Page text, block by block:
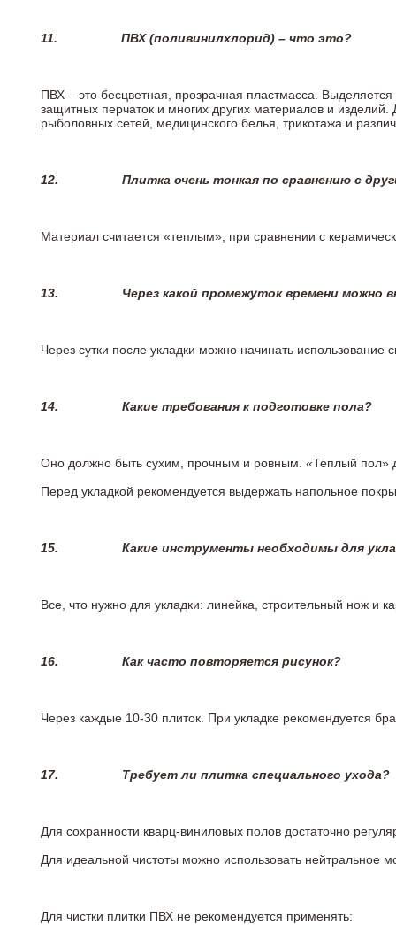
11. ПВХ (поливинилхлорид) – что это?
ПВХ – это бесцветная, прозрачная пластмасса.
защитных перчаток и многих других материалов и
рыболовных сетей, медицинского белья, трикотажа и
12. Плитка очень тонкая по сравнению с
Материал считается «теплым», при сравнении с
13. Через какой промежуток времени можно
Через сутки после укладки можно начинать
14. Какие требования к подготовке пола?
Оно должно быть сухим, прочным и ровным. «Теплый пол»
Перед укладкой рекомендуется выдержать напольное
15. Какие инструменты необходимы для
Все, что нужно для укладки: линейка, строительный нож и
16. Как часто повторяется рисунок?
Через каждые 10-30 плиток. При укладке рекомендуется
17. Требует ли плитка специального ухода?
Для сохранности кварц-виниловых полов достаточно
Для идеальной чистоты можно использовать
Для чистки плитки ПВХ не рекомендуется применять: